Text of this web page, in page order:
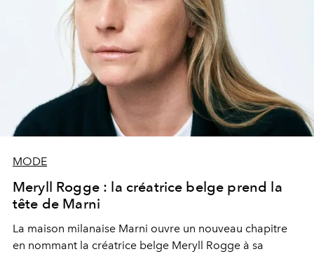
MODE
Meryll Rogge : la créatrice belge prend la
tête de Marni
La maison milanaise Marni ouvre un nouveau chapitre
en nommant la créatrice belge Meryll Rogge à sa